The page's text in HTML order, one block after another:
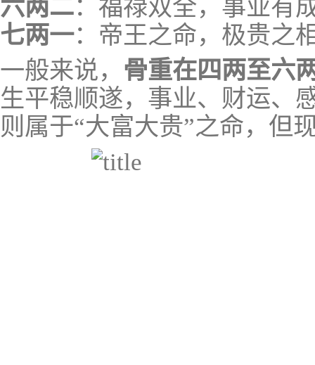
六两二：福禄双全，事业有
七两一：帝王之命，极贵之
一般来说， 骨重在四两至六
生平稳顺遂，事业、财运、
则属于“大富大贵”之命，但